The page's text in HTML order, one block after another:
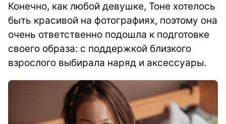
Конечно, как любой девушке, Тоне хотелось
быть красивой на фотографиях, поэтому она
очень ответственно подошла к подготовке
своего образа: с поддержкой близкого
взрослого выбирала наряд и аксессуары.